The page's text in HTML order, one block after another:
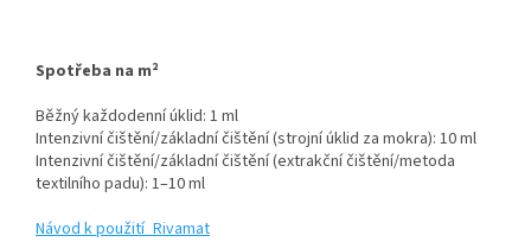
Spotřeba na m²
Běžný každodenní úklid: 1 ml
Intenzivní čištění/základní čištění (strojní úklid za mokra): 10 ml
Intenzivní čištění/základní čištění (extrakční čištění/metoda
textilního padu): 1–10 ml
Návod k použití_Rivamat